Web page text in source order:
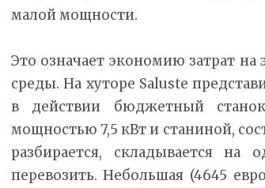
малой мощности.
Это означает экономию затрат
среды. На хуторе Saluste
в действии бюджетный
мощностью 7,5 кВт и станиной,
разбирается, складывается
перевозить. Небольшая (4645